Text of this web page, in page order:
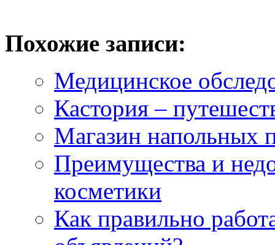
Похожие записи:
Медицинское
Кастория –
Магазин напольных
Преимущества и
косметики
Как правильно